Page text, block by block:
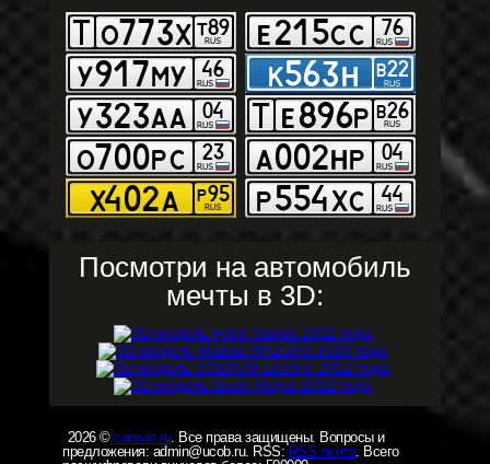
Посмотри на автомобиль
мечты в 3D:
2026 © carsvin.ru. Все права защищены. Вопросы и
предложения: admin@ucob.ru. RSS: RSS лента. Всего